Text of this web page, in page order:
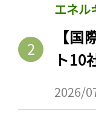
エネル
【
ト10
2026/